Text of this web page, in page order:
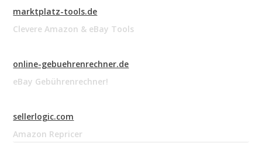
marktplatz-tools.de
Clevere Amazon & eBay Tools
online-gebuehrenrechner.de
eBay Gebührenrechner!
sellerlogic.com
Amazon Repricer